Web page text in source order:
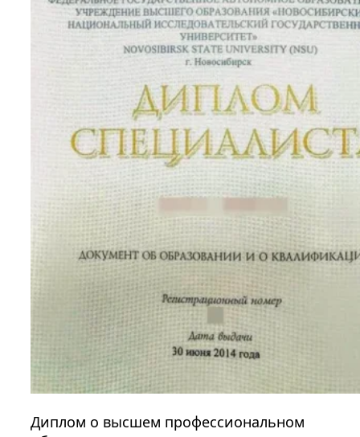
Диплом о высшем профессиональном